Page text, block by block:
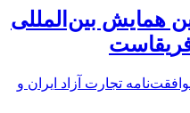
همایش بین‌المللی